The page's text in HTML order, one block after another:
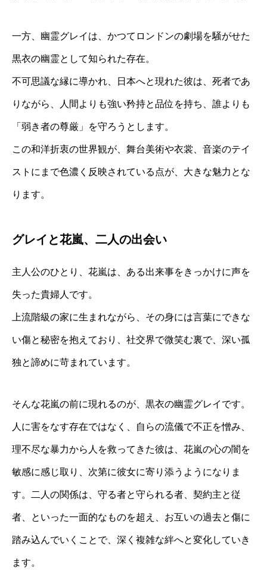
一方、幽霊グレイは、かつてロンドンの劇場を騒がせた
黒衣の幽霊として知られた存在。
不可思議な縁に導かれ、日本へと現れた彼は、死者であ
りながら、人間よりも強い矜持と品位を持ち、誰よりも
「弱き者の尊厳」を守ろうとします。
この和洋折衷の世界観が、舞台美術や衣裳、音楽のテイ
ストにまで色濃く反映されている点が、大きな魅力とな
ります。
グレイと花嵐、二人の出会い
主人公のひとり、花嵐は、ある出来事をきっかけに声を
失った貴婦人です。
上流階級の家に生まれながら、その身には言葉にできな
い傷と秘密を抱えており、社交界で微笑む裏で、深い孤
独と諦めに苛まれています。
そんな花嵐の前に現れるのが、黒衣の幽霊グレイです。
人に害をなす存在ではなく、自らの流儀で不正を憎み、
理不尽な暴力から人を救ってきた彼は、花嵐の心の闇を
敏感に感じ取り、次第に彼女に寄り添うようになりま
す。二人の関係は、守る者と守られる者、契約主と従
者、といった一面的なものを超え、お互いの過去と傷に
踏み込んでいくことで、深く複雑な絆へと変化していき
ます。